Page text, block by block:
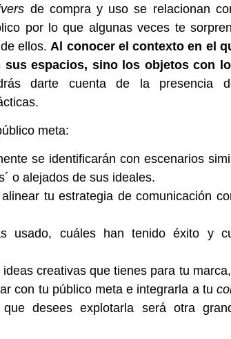
de compra y uso se relacionan
por lo que algunas veces te
ellos. Al conocer el contexto en el
espacios, sino los objetos con
darte cuenta de la presencia
meta:
se identificarán con escenarios
o alejados de sus ideales.
tu estrategia de comunicación
usado, cuáles han tenido éxito y
creativas que tienes para tu
con tu público meta e integrarla a tu
desees explotarla será otra